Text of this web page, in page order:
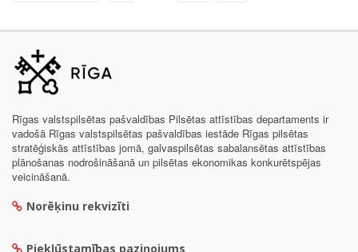
Rīgas valstspilsētas pašvaldības Pilsētas attīstības departaments ir
vadošā Rīgas valstspilsētas pašvaldības iestāde Rīgas pilsētas
stratēģiskās attīstības jomā, galvaspilsētas sabalansētas attīstības
plānošanas nodrošināšanā un pilsētas ekonomikas konkurētspējas
veicināšanā.
Norēķinu rekvizīti
Piekļūstamības paziņojums